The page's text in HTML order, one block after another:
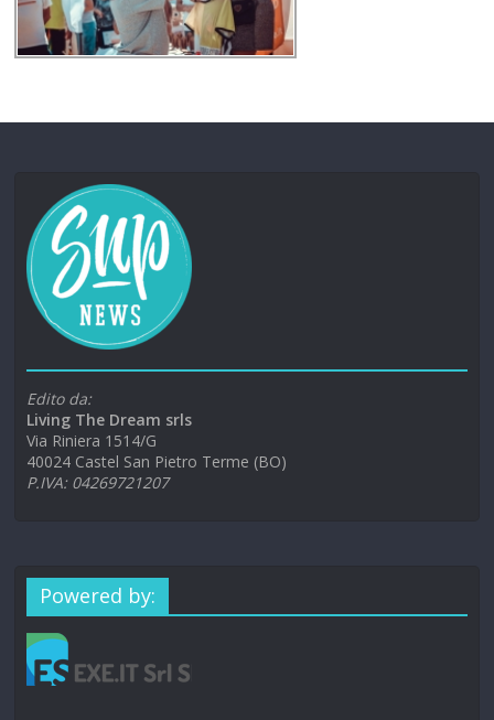
Edito da:
Living The Dream srls
Via Riniera 1514/G
40024 Castel San Pietro Terme (BO)
P.IVA: 04269721207
Powered by: